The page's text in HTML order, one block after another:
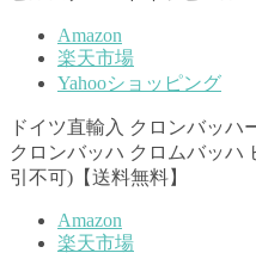
Amazon
楽天市場
Yahooショッピング
ドイツ直輸入 クロンバッハ
クロンバッハ クロムバッハ
引不可)【送料無料】
Amazon
楽天市場